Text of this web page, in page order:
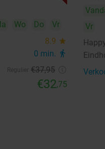
Wo Do
Vr
8.9 star
0 min. directions_walk
€37,95
€32,75
Vr